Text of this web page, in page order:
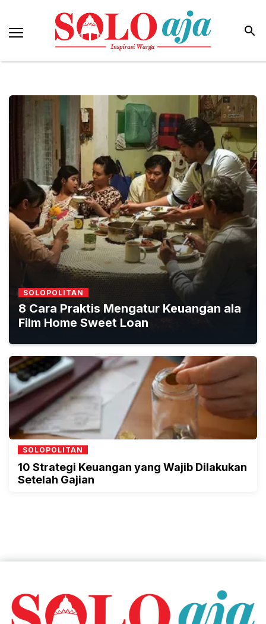
SOLOPOLITAN
8 Cara Praktis Mengatur Keuangan ala
Film Home Sweet Loan
SOLOPOLITAN
10 Strategi Keuangan yang Wajib Dilakukan
Setelah Gajian